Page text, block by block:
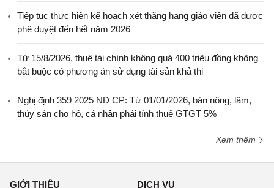
Tiếp tục thực hiện kế hoạch xét thăng hạng giáo viên đã được
phê duyệt đến hết năm 2026
Từ 15/8/2026, thuê tài chính không quá 400 triệu đồng không
bắt buộc có phương án sử dụng tài sản khả thi
Nghị định 359 2025 NĐ CP: Từ 01/01/2026, bán nông, lâm,
thủy sản cho hộ, cá nhân phải tính thuế GTGT 5%
Xem thêm
GIỚI THIỆU DỊCH VỤ